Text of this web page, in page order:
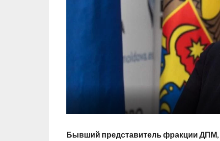
Бывший представитель фракции ДПМ,